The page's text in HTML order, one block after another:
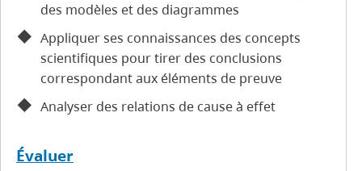
des modèles et des diagrammes
Appliquer ses connaissances des concepts
scientifiques pour tirer des conclusions
correspondant aux éléments de preuve
Analyser des relations de cause à effet
Évaluer